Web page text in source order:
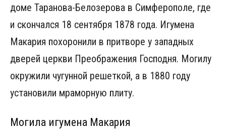
доме Таранова-Белозерова в Симферополе, где
и скончался 18 сентября 1878 года. Игумена
Макария похоронили в притворе у западных
дверей церкви Преображения Господня. Могилу
окружили чугунной решеткой, а в 1880 году
установили мраморную плиту.
Могила игумена Макария